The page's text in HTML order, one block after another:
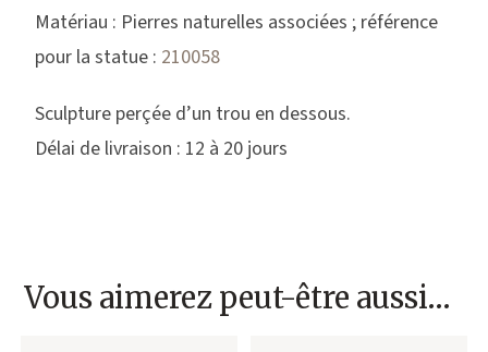
Matériau : Pierres naturelles associées ; référence
pour la statue : 210058
Sculpture perçée d’un trou en dessous.
Délai de livraison : 12 à 20 jours
Vous aimerez peut-être aussi…